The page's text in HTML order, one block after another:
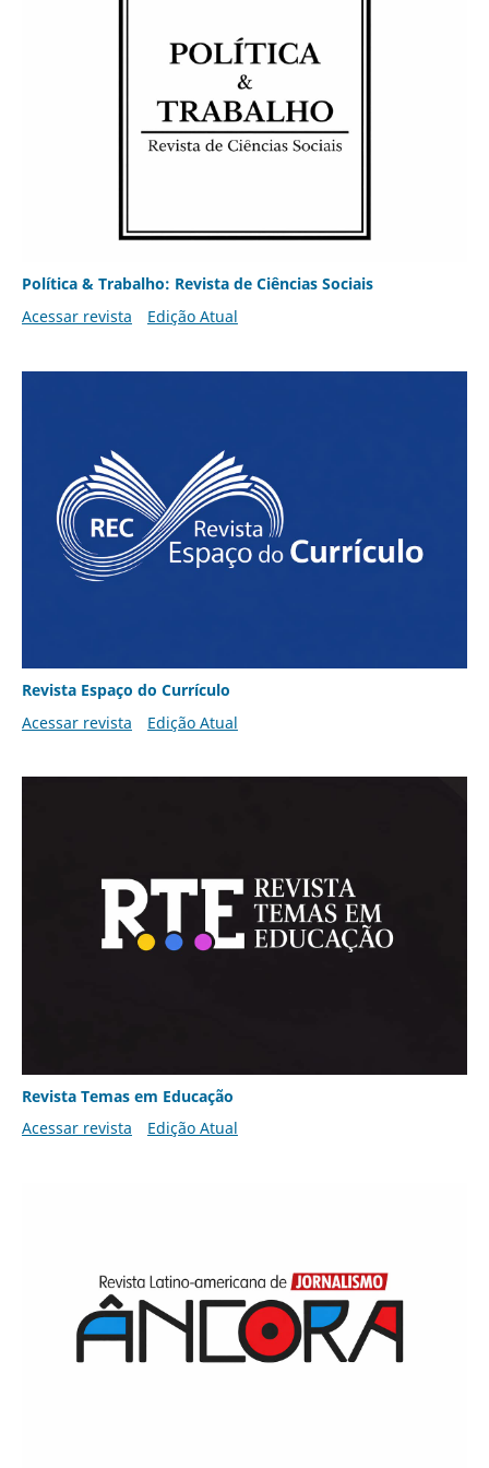
Política & Trabalho: Revista de Ciências Sociais
Acessar revista
Edição Atual
Revista Espaço do Currículo
Acessar revista
Edição Atual
Revista Temas em Educação
Acessar revista
Edição Atual